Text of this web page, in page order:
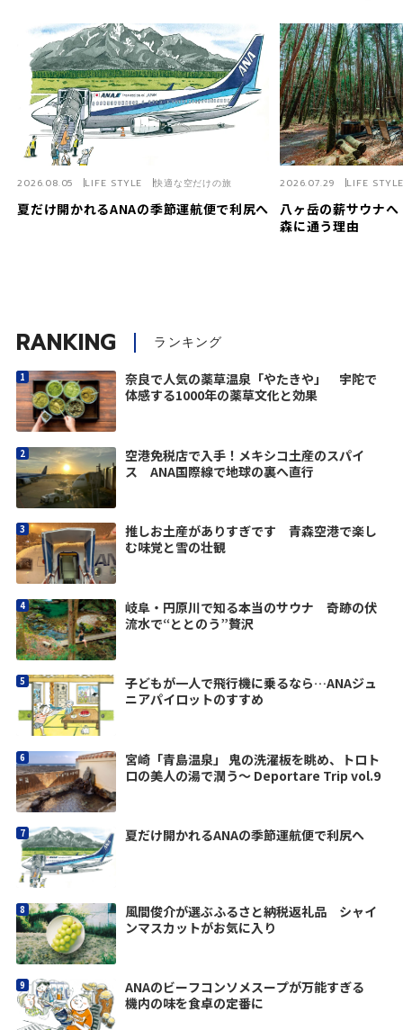
夏だけ開かれるANAの季節運航便で利尻へ
2026.08.05 LIFE STYLE 快適な空だけの旅
八ヶ岳の薪サウナ
森に通う理由
2026.07.29 LIFE
RANKING ランキング
奈良で人気の薬草温泉「やたきや」 宇陀で
体感する1000年の薬草文化と効果
空港免税店で入手！メキシコ土産のスパイ
ス ANA国際線で地球の裏へ直行
推しお土産がありすぎです 青森空港で楽し
む味覚と雪の壮観
岐阜・円原川で知る本当のサウナ 奇跡の伏
流水で“ととのう”贅沢
子どもが一人で飛行機に乗るなら…ANAジュ
ニアパイロットのすすめ
宮崎「青島温泉」 鬼の洗濯板を眺め、トロト
ロの美人の湯で潤う〜 Deportare Trip vol.9
夏だけ開かれるANAの季節運航便で利尻へ
風間俊介が選ぶふるさと納税返礼品 シャイ
ンマスカットがお気に入り
ANAのビーフコンソメスープが万能すぎる
機内の味を食卓の定番に